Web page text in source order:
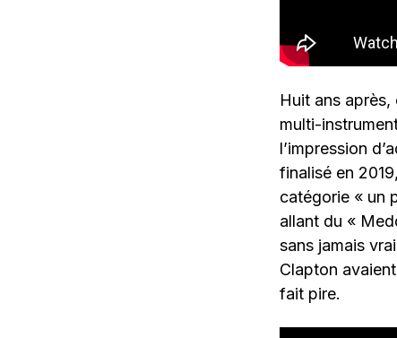
Huit ans
multi-
l’impression
finalisé en
catégorie « un
allant du «
sans jamais
Clapton
fait pire.